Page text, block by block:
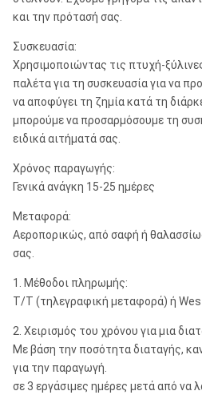
και την πρότασή σας.
Συσκευασία:
Χρησιμοποιώντας τις πτυχή-
παλέτα για τη συσκευασία για να
να αποφύγει τη ζημία κατά τη
μπορούμε να προσαρμόσουμε τη
ειδικά αιτήματά σας.
Χρόνος παραγωγής:
Γενικά ανάγκη 15-25 ημέρες
Μεταφορά:
Αεροπορικώς, από σαφή ή
σας.
1. Μέθοδοι πληρωμής:
T/T (τηλεγραφική μεταφορά) ή
2. Χειρισμός του χρόνου για μια
Με βάση την ποσότητα διαταγής,
για την παραγωγή.
σε 3 εργάσιμες ημέρες μετά από να